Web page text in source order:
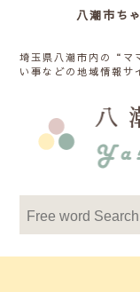
八潮市ち
埼玉県八潮市内の“マ
い事などの地域情報サ